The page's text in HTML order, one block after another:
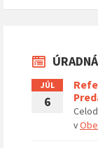
JÚL
6
v